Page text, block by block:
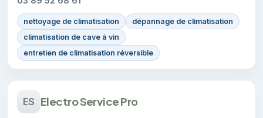
nettoyage de climatisation
dépannage de climatisation
climatisation de cave à vin
entretien de climatisation réversible
ES Electro Service Pro